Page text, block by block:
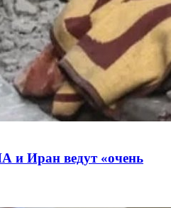
и Иран ведут «очень